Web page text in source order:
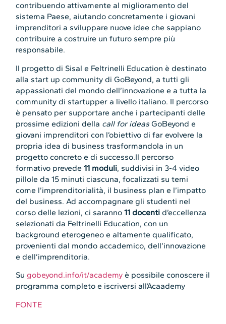
contribuendo attivamente al miglioramento del
sistema Paese, aiutando concretamente i giovani
imprenditori a sviluppare nuove idee che sappiano
contribuire a costruire un futuro sempre più
responsabile.
Il progetto di Sisal e Feltrinelli Education è destinato
alla start up community di GoBeyond, a tutti gli
appassionati del mondo dell’innovazione e a tutta la
community di startupper a livello italiano. Il percorso
è pensato per supportare anche i partecipanti delle
prossime edizioni della call for ideasGoBeyond e
giovani imprenditori con l’obiettivo di far evolvere la
propria idea di business trasformandola in un
progetto concreto e di successo.Il percorso
formativo prevede11 moduli, suddivisi in 3-4 video
pillole da 15 minuti ciascuna, focalizzati su temi
come l’imprenditorialità, il business plan e l’impatto
del business. Ad accompagnare gli studenti nel
corso delle lezioni, ci saranno11 docenti d’eccellenza
selezionati da Feltrinelli Education, con un
background eterogeneo e altamente qualificato,
provenienti dal mondo accademico, dell’innovazione
e dell’imprenditoria.
Su gobeyond.info/it/academy è possibile conoscere il
programma completo e iscriversi all’Acaademy
FONTE